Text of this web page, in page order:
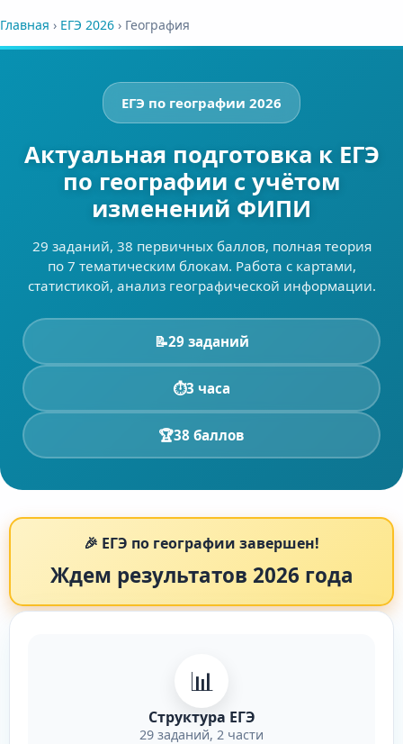
Главная › ЕГЭ 2026 › География
ЕГЭ по географии 2026
Актуальная подготовка к ЕГЭ
по географии с учётом
изменений ФИПИ
29 заданий, 38 первичных баллов, полная теория
по 7 тематическим блокам. Работа с картами,
статистикой, анализ географической информации.
📝29 заданий
⏱️3 часа
🏆38 баллов
🎉 ЕГЭ по географии завершен!
Ждем результатов 2026 года
📊
Структура ЕГЭ
29 заданий, 2 части